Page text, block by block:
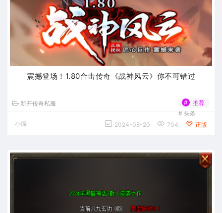
震撼登场！1.80合击传奇《战神风云》你不可错过
新开传奇私服 #
推荐
# 头条
小编
2024-08-20 704 正版